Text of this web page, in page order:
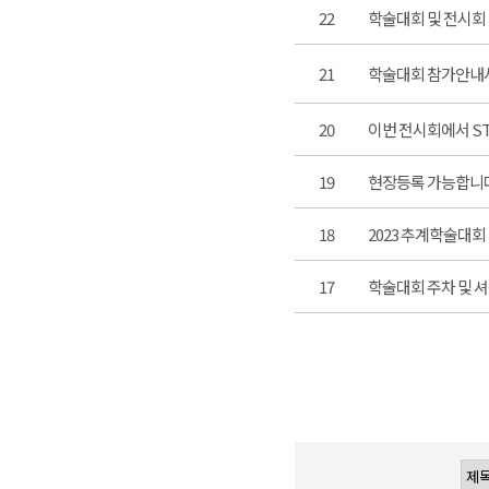
22 학술대회 및 전시
21 학술대회 참가안내
20 이번 전시회에서
19 현장등록 가능합니
18 2023 추계학술대
17 학술대회 주차 및